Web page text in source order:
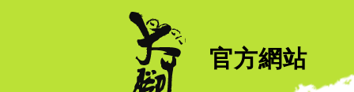
官方網站